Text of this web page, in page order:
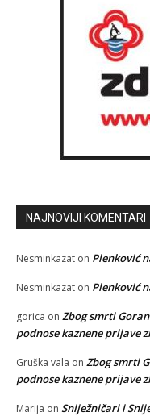
NAJNOVIJI KOMENTARI
Nesminkazat on Plenković
Nesminkazat on Plenković
gorica on Zbog smrti
podnose kaznene prijave
Gruška vala on Zbog smrti
podnose kaznene prijave
Marija on Sniježničari i